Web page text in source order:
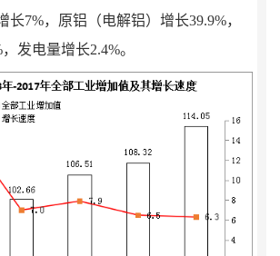
长7%，原铝（电解铝）增长39.9%，
，发电量增长2.4%。